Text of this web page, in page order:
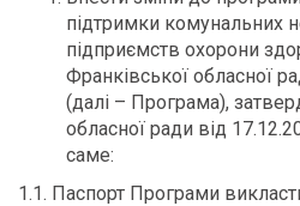
підтримки комунальних
підприємств охорони
Франківської обласної
(далі – Програма),
обласної ради від
саме:
1.1. Паспорт Програми